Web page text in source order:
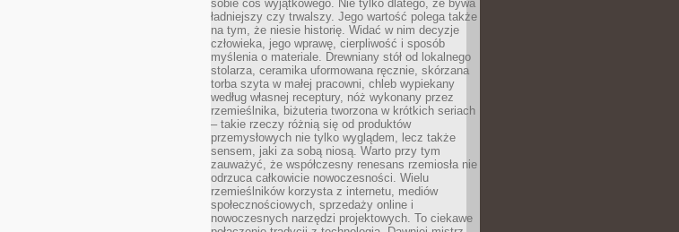
sobie coś wyjątkowego. Nie tylko dlatego, że bywa
ładniejszy czy trwalszy. Jego wartość polega także
na tym, że niesie historię. Widać w nim decyzje
człowieka, jego wprawę, cierpliwość i sposób
myślenia o materiale. Drewniany stół od lokalnego
stolarza, ceramika uformowana ręcznie, skórzana
torba szyta w małej pracowni, chleb wypiekany
według własnej receptury, nóż wykonany przez
rzemieślnika, biżuteria tworzona w krótkich seriach
– takie rzeczy różnią się od produktów
przemysłowych nie tylko wyglądem, lecz także
sensem, jaki za sobą niosą. Warto przy tym
zauważyć, że współczesny renesans rzemiosła nie
odrzuca całkowicie nowoczesności. Wielu
rzemieślników korzysta z internetu, mediów
społecznościowych, sprzedaży online i
nowoczesnych narzędzi projektowych. To ciekawe